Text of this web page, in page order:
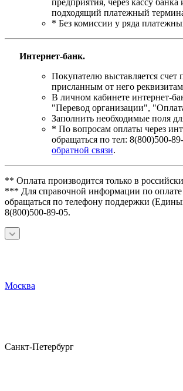
подходящий платежный
* Без комиссии у ряда
Интернет-банк.
Покупателю выставляется счет
присланным от него
В личном кабинете интернет-
"Перевод организации",
Заполнить необходимые поля
* По вопросам оплаты через
обращаться по тел: 8(800)500-
обратной связи.
** Оплата производится только в
*** Для справочной информации по оплате
обращаться по телефону поддержки
8(800)500-89-05.
Москва
Санкт-Петербург